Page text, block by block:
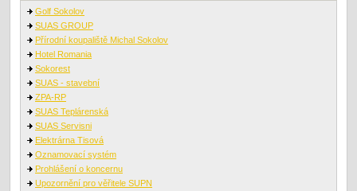
Golf Sokolov
SUAS GROUP
Přírodní koupaliště Michal Sokolov
Hotel Romania
Sokorest
SUAS - stavební
ZPA-RP
SUAS Teplárenská
SUAS Servisni
Elektrárna Tisová
Oznamovací systém
Prohlášení o koncernu
Upozornění pro věřitele SUPN